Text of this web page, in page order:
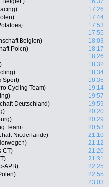
Belgien)
16:37
17:26
17:44
17:53
17:55
Belgien)
18:03
Polen)
18:17
18:26
18:32
18:34
Sport)
18:35
Cycling Team)
19:14
19:57
Deutschland)
19:59
20:20
20:29
Team)
20:53
Niederlande)
21:10
21:12
CT)
21:20
21:31
APB)
22:25
22:55
23:03